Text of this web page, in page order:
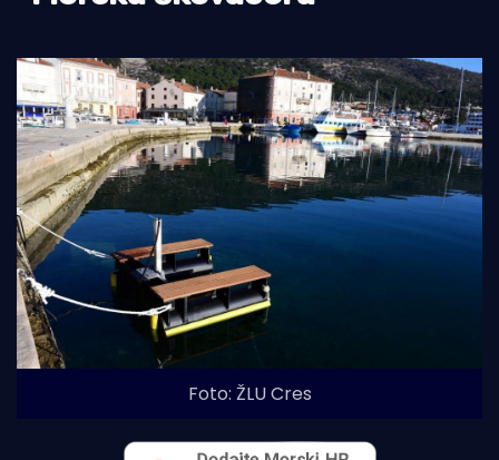
Foto: ŽLU Cres